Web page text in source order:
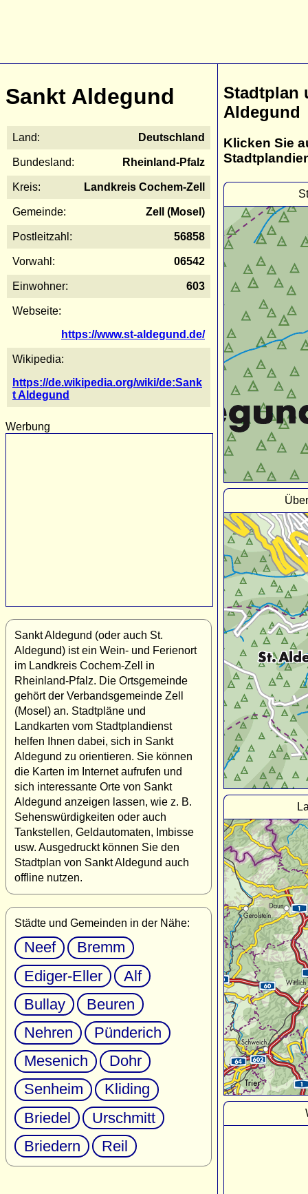
Sankt Aldegund
Land: Deutschland
Bundesland: Rheinland-Pfalz
Kreis: Landkreis Cochem-Zell
Gemeinde: Zell (Mosel)
Postleitzahl: 56858
Vorwahl: 06542
Einwohner: 603
Webseite:
https://www.st-aldegund.de/
Wikipedia:
https://de.wikipedia.org/wiki/de:Sank
t Aldegund
Werbung
Sankt Aldegund (oder auch St.
Aldegund) ist ein Wein- und Ferienort
im Landkreis Cochem-Zell in
Rheinland-Pfalz. Die Ortsgemeinde
gehört der Verbandsgemeinde Zell
(Mosel) an. Stadtpläne und
Landkarten vom Stadtplandienst
helfen Ihnen dabei, sich in Sankt
Aldegund zu orientieren. Sie können
die Karten im Internet aufrufen und
sich interessante Orte von Sankt
Aldegund anzeigen lassen, wie z. B.
Sehenswürdigkeiten oder auch
Tankstellen, Geldautomaten, Imbisse
usw. Ausgedruckt können Sie den
Stadtplan von Sankt Aldegund auch
offline nutzen.
Städte und Gemeinden in der Nähe:
Neef
Bremm
Ediger-Eller
Alf
Bullay
Beuren
Nehren
Pünderich
Mesenich
Dohr
Senheim
Kliding
Briedel
Urschmitt
Briedern
Reil
Stadtplan
Aldegund
Klicken Sie